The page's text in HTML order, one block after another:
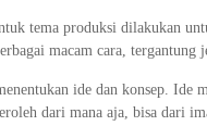
tema produksi dilakukan
macam cara,
ide dan konsep.
dari mana aja, bisa dari